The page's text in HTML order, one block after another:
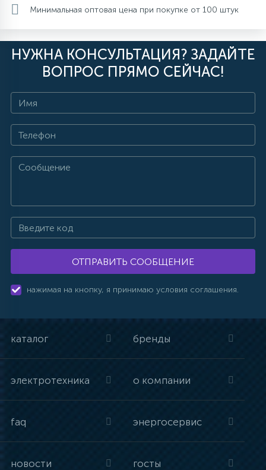
Минимальная оптовая цена при покупке от 100 штук
НУЖНА КОНСУЛЬТАЦИЯ? ЗАДАЙТЕ
ВОПРОС ПРЯМО СЕЙЧАС!
ОТПРАВИТЬ СООБЩЕНИЕ
нажимая на кнопку, я принимаю условия соглашения.
каталог бренды
электротехника о компании
faq энергосервис
новости госты